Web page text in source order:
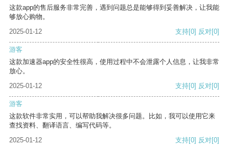
这款app的售后服务非常完善，遇到问题总是能够得到妥善解决，让我能
够放心购物。
2025-01-12
支持[0] 反对[0]
游客
这款加速器app的安全性很高，使用过程中不会泄露个人信息，让我非常
放心。
2025-01-12
支持[0] 反对[0]
游客
这款软件非常实用，可以帮助我解决很多问题。比如，我可以使用它来
查找资料、翻译语言、编写代码等。
2025-01-12
支持[0] 反对[0]